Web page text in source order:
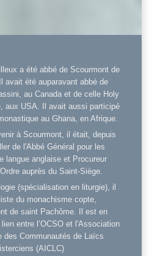
a été abbé de Scourmont de
avait été auparavant abbé de
au Canada et de celle Holy
aux USA. Il avait aussi participé
au Ghana, en Afrique.
à Scourmont, il était, depuis
de l'Abbé Général pour les
langue anglaise et Procureur
auprès du Saint-Siège.
(spécialisation en liturgie), il
du monachisme copte,
de saint Pachôme. Il est en
entre l’OCSO et l'Association
des Communautés de Laïcs
(AICLC)